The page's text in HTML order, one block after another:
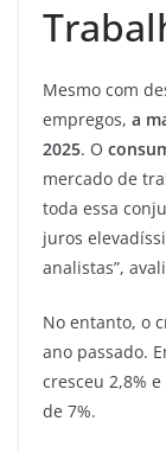
Mesmo com
empregos, a
2025. O
mercado de
toda essa
juros
analistas”,
No entanto, o
ano passado.
cresceu 2,8%
de 7%.